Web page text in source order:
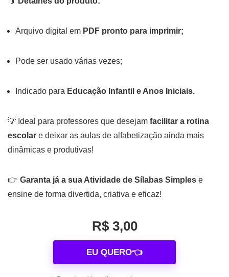
Arquivo digital em PDF pronto para imprimir;
Pode ser usado várias vezes;
Indicado para Educação Infantil e Anos Iniciais.
💡 Ideal para professores que desejam facilitar a rotina
escolar e deixar as aulas de alfabetização ainda mais
dinâmicas e produtivas!
👉 Garanta já a sua Atividade de Sílabas Simples e
ensine de forma divertida, criativa e eficaz!
R$ 3,00
EU QUERO👈